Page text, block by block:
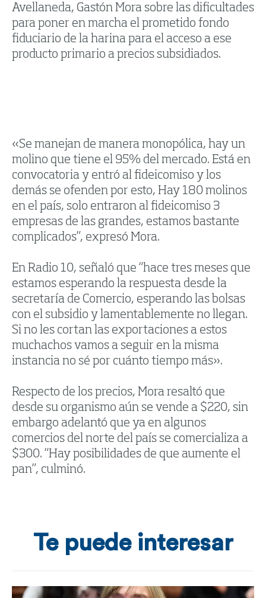
Avellaneda, Gastón Mora sobre las dificultades
para poner en marcha el prometido fondo
fiduciario de la harina para el acceso a ese
producto primario a precios subsidiados.
«Se manejan de manera monopólica, hay un
molino que tiene el 95% del mercado. Está en
convocatoria y entró al fideicomiso y los
demás se ofenden por esto, Hay 180 molinos
en el país, solo entraron al fideicomiso 3
empresas de las grandes, estamos bastante
complicados”, expresó Mora.
En Radio 10, señaló que “hace tres meses que
estamos esperando la respuesta desde la
secretaría de Comercio, esperando las bolsas
con el subsidio y lamentablemente no llegan.
Si no les cortan las exportaciones a estos
muchachos vamos a seguir en la misma
instancia no sé por cuánto tiempo más».
Respecto de los precios, Mora resaltó que
desde su organismo aún se vende a $220, sin
embargo adelantó que ya en algunos
comercios del norte del país se comercializa a
$300. “Hay posibilidades de que aumente el
pan”, culminó.
Te puede interesar